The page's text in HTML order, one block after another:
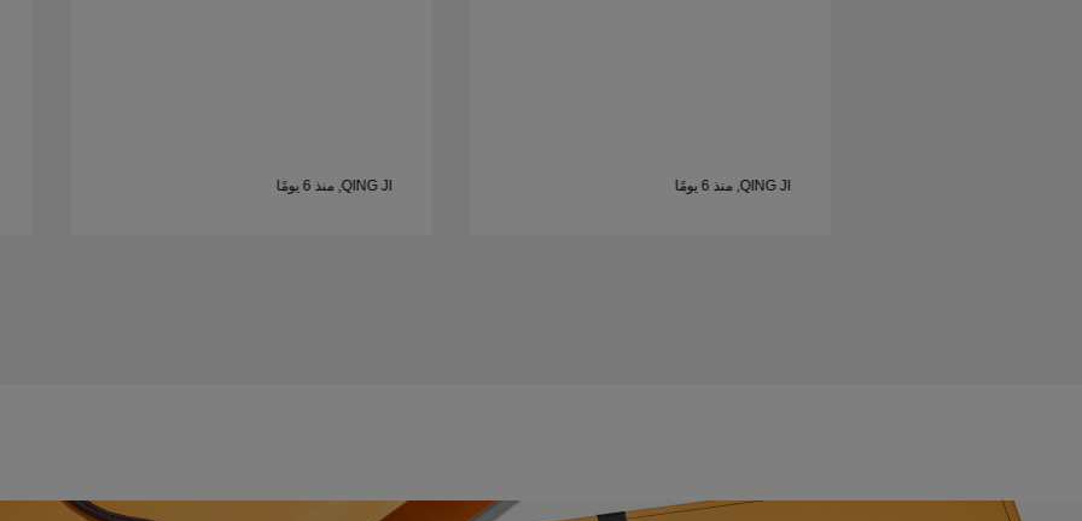
QING JI, منذ 6 يومًا QING JI, منذ 6 يومًا